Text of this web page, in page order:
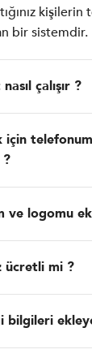
bir sistemdir.
çalışır ?
için
ve logomu
ücretli mi ?
bilgileri